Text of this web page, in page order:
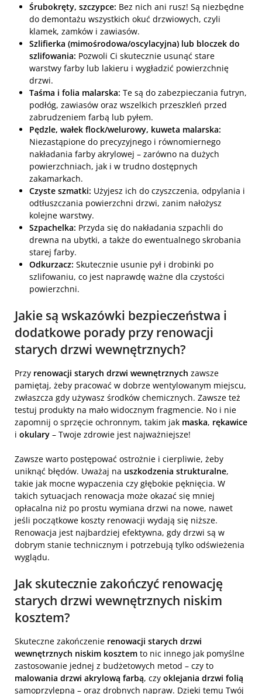
Śrubokręty, szczypce: Bez nich ani rusz! Są niezbędne
do demontażu wszystkich okuć drzwiowych, czyli
klamek, zamków i zawiasów.
Szlifierka (mimośrodowa/oscylacyjna) lub bloczek do
szlifowania: Pozwoli Ci skutecznie usunąć stare
warstwy farby lub lakieru i wygładzić powierzchnię
drzwi.
Taśma i folia malarska: Te są do zabezpieczania futryn,
podłóg, zawiasów oraz wszelkich przeszkleń przed
zabrudzeniem farbą lub pyłem.
Pędzle, wałek flock/welurowy, kuweta malarska:
Niezastąpione do precyzyjnego i równomiernego
nakładania farby akrylowej – zarówno na dużych
powierzchniach, jak i w trudno dostępnych
zakamarkach.
Czyste szmatki: Użyjesz ich do czyszczenia, odpylania i
odtłuszczania powierzchni drzwi, zanim nałożysz
kolejne warstwy.
Szpachelka: Przyda się do nakładania szpachli do
drewna na ubytki, a także do ewentualnego skrobania
starej farby.
Odkurzacz: Skutecznie usunie pył i drobinki po
szlifowaniu, co jest naprawdę ważne dla czystości
powierzchni.
Jakie są wskazówki bezpieczeństwa i
dodatkowe porady przy renowacji
starych drzwi wewnętrznych?
Przy renowacji starych drzwi wewnętrznych zawsze
pamiętaj, żeby pracować w dobrze wentylowanym miejscu,
zwłaszcza gdy używasz środków chemicznych. Zawsze też
testuj produkty na mało widocznym fragmencie. No i nie
zapomnij o sprzęcie ochronnym, takim jak maska, rękawice
i okulary – Twoje zdrowie jest najważniejsze!
Zawsze warto postępować ostrożnie i cierpliwie, żeby
uniknąć błędów. Uważaj na uszkodzenia strukturalne,
takie jak mocne wypaczenia czy głębokie pęknięcia. W
takich sytuacjach renowacja może okazać się mniej
opłacalna niż po prostu wymiana drzwi na nowe, nawet
jeśli początkowe koszty renowacji wydają się niższe.
Renowacja jest najbardziej efektywna, gdy drzwi są w
dobrym stanie technicznym i potrzebują tylko odświeżenia
wyglądu.
Jak skutecznie zakończyć renowację
starych drzwi wewnętrznych niskim
kosztem?
Skuteczne zakończenie renowacji starych drzwi
wewnętrznych niskim kosztem to nic innego jak pomyślne
zastosowanie jednej z budżetowych metod – czy to
malowania drzwi akrylową farbą, czy oklejania drzwi folią
samoprzylepną – oraz drobnych napraw. Dzięki temu Twój